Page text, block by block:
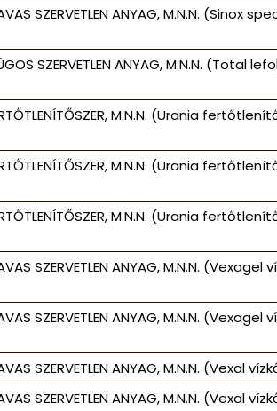
SZERVETLEN ANYAG, M.N.N. (Sinox
SZERVETLEN ANYAG, M.N.N. (Total
M.N.N. (Urania
M.N.N. (Urania
M.N.N. (Urania
SZERVETLEN ANYAG, M.N.N.
SZERVETLEN ANYAG, M.N.N.
SZERVETLEN ANYAG, M.N.N. (Vexal
SZERVETLEN ANYAG, M.N.N. (Vexal